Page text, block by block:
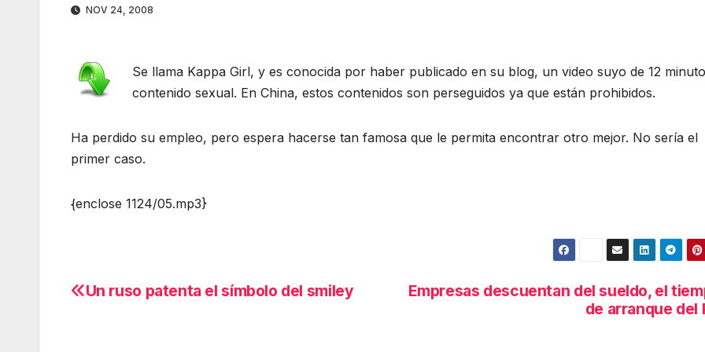
NOV 24, 2008
Se llama Kappa Girl, y es conocida por haber publicado en su blog, un video suyo de 12
contenido sexual. En China, estos contenidos son perseguidos ya que están prohibidos.
Ha perdido su empleo, pero espera hacerse tan famosa que le permita encontrar otro mejor. No sería el
primer caso.
{enclose 1124/05.mp3}
Navegación
Empresas descuentan del sueldo, el
de arranque del
Un ruso patenta el símbolo del smiley